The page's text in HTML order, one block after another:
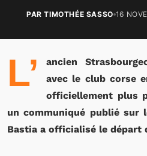
PAR TIMOTHÉE SASSO 16
L’
ancien
avec le club corse
officiellement plus
un communiqué publié sur
Bastia a officialisé le départ